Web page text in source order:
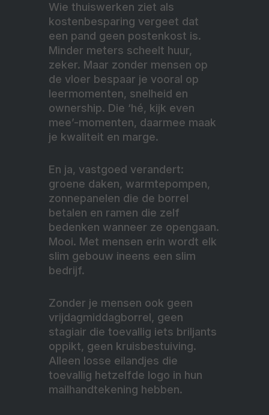
Wie thuiswerken ziet als
kostenbesparing vergeet dat
een pand geen postenkost is.
Minder meters scheelt huur,
zeker. Maar zonder mensen op
de vloer bespaar je vooral op
leermomenten, snelheid en
ownership. Die ‘hé, kijk even
mee’-momenten, daarmee maak
je kwaliteit en marge.
En ja, vastgoed verandert:
groene daken, warmtepompen,
zonnepanelen die de borrel
betalen en ramen die zelf
bedenken wanneer ze opengaan.
Mooi. Met mensen erin wordt elk
slim gebouw ineens een slim
bedrijf.
Zonder je mensen ook geen
vrijdagmiddagborrel, geen
stagiair die toevallig iets briljants
oppikt, geen kruisbestuiving.
Alleen losse eilandjes die
toevallig hetzelfde logo in hun
mailhandtekening hebben.